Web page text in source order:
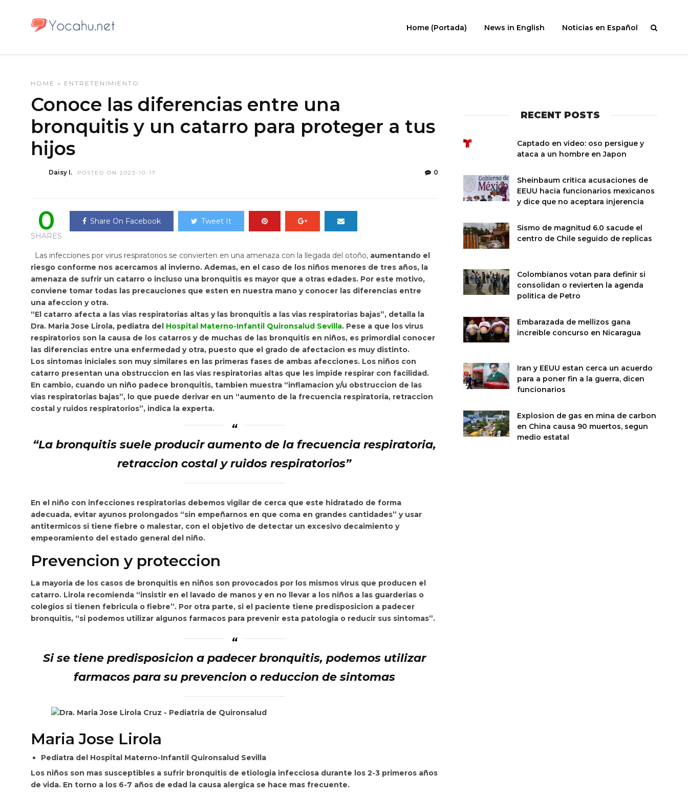
Home (Portada) News in English Noticias en Español
HOME » ENTRETENIMIENTO
Conoce las diferencias entre una
bronquitis y un catarro para proteger a tus
hijos
Daisy I. POSTED ON 2023-10-17 0
0
SHARES
Share On Facebook Tweet It
Las infecciones por virus respiratorios se convierten en una amenaza con la llegada del otoño, aumentando el
riesgo conforme nos acercamos al invierno. Ademas, en el caso de los niños menores de tres años, la
amenaza de sufrir un catarro o incluso una bronquitis es mayor que a otras edades. Por este motivo,
conviene tomar todas las precauciones que esten en nuestra mano y conocer las diferencias entre
una afeccion y otra.
“El catarro afecta a las vias respiratorias altas y las bronquitis a las vias respiratorias bajas”, detalla la
Dra. Maria Jose Lirola, pediatra del Hospital Materno-Infantil Quironsalud Sevilla. Pese a que los virus
respiratorios son la causa de los catarros y de muchas de las bronquitis en niños, es primordial conocer
las diferencias entre una enfermedad y otra, puesto que el grado de afectacion es muy distinto.
Los sintomas iniciales son muy similares en las primeras fases de ambas afecciones. Los niños con
catarro presentan una obstruccion en las vias respiratorias altas que les impide respirar con facilidad.
En cambio, cuando un niño padece bronquitis, tambien muestra “inflamacion y/u obstruccion de las
vias respiratorias bajas”, lo que puede derivar en un “aumento de la frecuencia respiratoria, retraccion
costal y ruidos respiratorios”, indica la experta.
“La bronquitis suele producir aumento de la frecuencia respiratoria,
retraccion costal y ruidos respiratorios”
En el niño con infecciones respiratorias debemos vigilar de cerca que este hidratado de forma
adecuada, evitar ayunos prolongados “sin empeñarnos en que coma en grandes cantidades” y usar
antitermicos si tiene fiebre o malestar, con el objetivo de detectar un excesivo decaimiento y
empeoramiento del estado general del niño.
Prevencion y proteccion
La mayoria de los casos de bronquitis en niños son provocados por los mismos virus que producen el
catarro. Lirola recomienda “insistir en el lavado de manos y en no llevar a los niños a las guarderias o
colegios si tienen febricula o fiebre”. Por otra parte, si el paciente tiene predisposicion a padecer
bronquitis, “si podemos utilizar algunos farmacos para prevenir esta patologia o reducir sus sintomas”.
Si se tiene predisposicion a padecer bronquitis, podemos utilizar
farmacos para su prevencion o reduccion de sintomas
Maria Jose Lirola
Pediatra del Hospital Materno-Infantil Quironsalud Sevilla
Los niños son mas susceptibles a sufrir bronquitis de etiologia infecciosa durante los 2-3 primeros años
de vida. En torno a los 6-7 años de edad la causa alergica se hace mas frecuente.
RECENT POSTS
Captado en video: oso persigue y
ataca a un hombre en Japon
Sheinbaum critica acusaciones de
EEUU hacia funcionarios mexicanos
y dice que no aceptara injerencia
Sismo de magnitud 6.0 sacude el
centro de Chile seguido de replicas
Colombianos votan para definir si
consolidan o revierten la agenda
politica de Petro
Embarazada de mellizos gana
increible concurso en Nicaragua
Iran y EEUU estan cerca un acuerdo
para a poner fin a la guerra, dicen
funcionarios
Explosion de gas en mina de carbon
en China causa 90 muertos, segun
medio estatal